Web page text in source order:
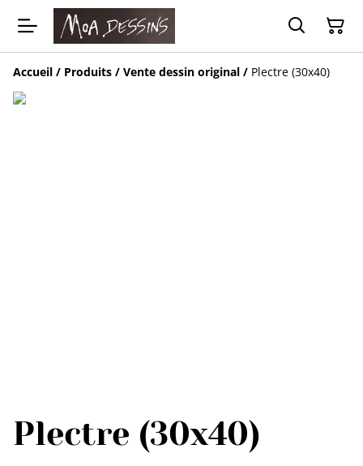
Accueil / Produits / Vente dessin original / Plectre (30x40)
Plectre (30x40)